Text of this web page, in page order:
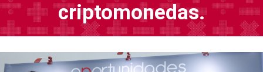
criptomonedas.